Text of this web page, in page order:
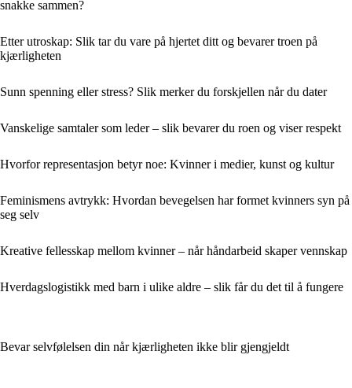
snakke sammen?
Etter utroskap: Slik tar du vare på hjertet ditt og bevarer troen på
kjærligheten
Sunn spenning eller stress? Slik merker du forskjellen når du dater
Vanskelige samtaler som leder – slik bevarer du roen og viser respekt
Hvorfor representasjon betyr noe: Kvinner i medier, kunst og kultur
Feminismens avtrykk: Hvordan bevegelsen har formet kvinners syn på
seg selv
Kreative fellesskap mellom kvinner – når håndarbeid skaper vennskap
Hverdagslogistikk med barn i ulike aldre – slik får du det til å fungere
Bevar selvfølelsen din når kjærligheten ikke blir gjengjeldt